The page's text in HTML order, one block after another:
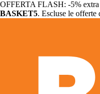
OFFERTA FLASH: -5%
BASKET5. Escluse le offerte